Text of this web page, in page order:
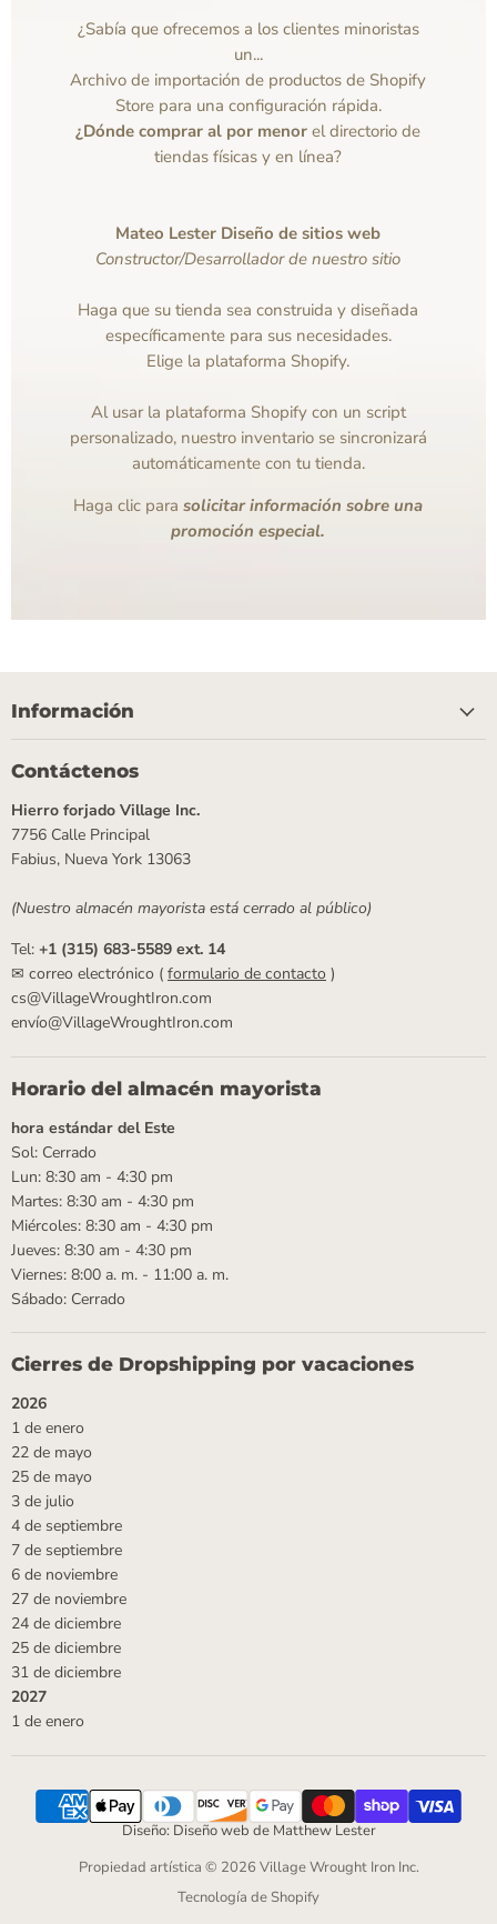
¿Sabía que ofrecemos a los clientes minoristas
un...
Archivo de importación de productos de Shopify
Store para una configuración rápida.
¿Dónde comprar al por menor el directorio de
tiendas físicas y en línea?
Mateo Lester Diseño de sitios web
Constructor/Desarrollador de nuestro sitio
Haga que su tienda sea construida y diseñada
específicamente para sus necesidades.
Elige la plataforma Shopify.
Al usar la plataforma Shopify con un script
personalizado, nuestro inventario se sincronizará
automáticamente con tu tienda.
Haga clic parasolicitar información sobre una
promoción especial.
Información
Contáctenos
Hierro forjado Village Inc.
7756 Calle Principal
Fabius, Nueva York 13063
(Nuestro almacén mayorista está cerrado al público)
Tel: +1 (315) 683-5589 ext. 14
✉ correo electrónico ( formulario de contacto )
cs@VillageWroughtIron.com
envío@VillageWroughtIron.com
Horario del almacén mayorista
hora estándar del Este
Sol: Cerrado
Lun: 8:30 am - 4:30 pm
Martes: 8:30 am - 4:30 pm
Miércoles: 8:30 am - 4:30 pm
Jueves: 8:30 am - 4:30 pm
Viernes: 8:00 a. m. - 11:00 a. m.
Sábado: Cerrado
Cierres de Dropshipping por vacaciones
2026
1 de enero
22 de mayo
25 de mayo
3 de julio
4 de septiembre
7 de septiembre
6 de noviembre
27 de noviembre
24 de diciembre
25 de diciembre
31 de diciembre
2027
1 de enero
Diseño: Diseño web de Matthew Lester
Propiedad artística © 2026 Village Wrought Iron Inc.
Tecnología de Shopify